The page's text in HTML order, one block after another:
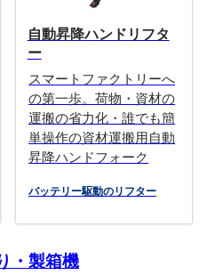
自動昇降ハンドリフタ
ー
スマートファクトリーへ
の第一歩。荷物・資材の
運搬の省力化・誰でも簡
単操作の資材運搬用自動
昇降ハンドフォーク
バッテリー駆動のリフター
・製箱機